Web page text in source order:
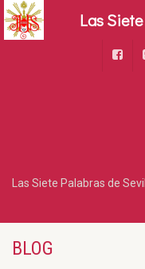
Las Siete Palabras de
BLOG
Las